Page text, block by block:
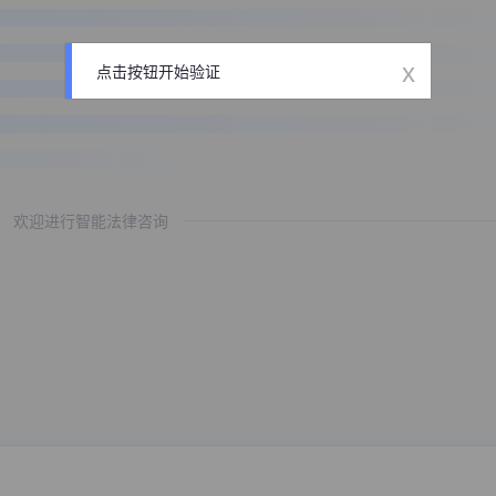
欢迎进行智能法律咨询
点击按钮开始验证 x